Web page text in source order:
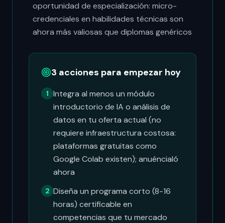
oportunidad de especialización: micro-
credenciales en habilidades técnicas son
ahora más valiosas que diplomas genéricos
3 acciones para empezar hoy
1 Integra al menos un módulo
introductorio de IA o análisis de
datos en tu oferta actual (no
requiere infraestructura costosa:
plataformas gratuitas como
Google Colab existen); anuéncialó
ahora
2 Diseña un programa corto (8-16
horas) certificable en
competencias que tu mercado